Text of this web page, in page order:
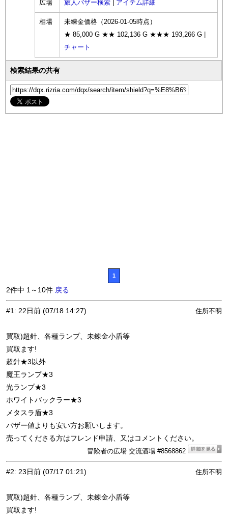
広場 旅人バザー検索 アイテム詳細
相場
未練金価格（2026-01-05時点）
★ 85,000 G ★★ 102,136 G ★★★ 193,266 G |
チャート
検索結果の共有
1
2件中 1～10件 戻る
#1: 22日前 (07/18 14:27) 住所不明
買取)超針、各種ランプ、未錬金小盾等
買取ます!
超針★3以外
魔王ランプ★3
光ランプ★3
ホワイトバックラー★3
メタスラ盾★3
バザー値よりも安い方お願いします。
売ってくださる方はフレンド申請、又はコメントください。
冒険者の広場 交流酒場 #8568862
#2: 23日前 (07/17 01:21) 住所不明
買取)超針、各種ランプ、未錬金小盾等
買取ます!